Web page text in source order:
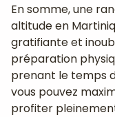
En somme, une
altitude en
gratifiante et
préparation
prenant le temps
vous pouvez
profiter